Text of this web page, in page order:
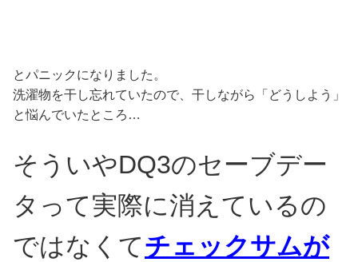
とパニックになりました。
洗濯物を干し忘れていたので、干しながら「どうしよう」
と悩んでいたところ…
そういやDQ3のセーブデー
タって実際に消えているの
ではなくてチェックサムが